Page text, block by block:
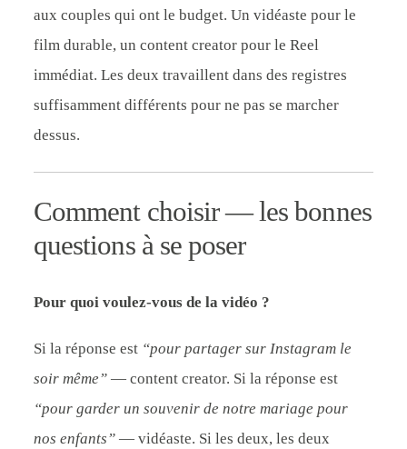
aux couples qui ont le budget. Un vidéaste pour le
film durable, un content creator pour le Reel
immédiat. Les deux travaillent dans des registres
suffisamment différents pour ne pas se marcher
dessus.
Comment choisir — les bonnes
questions à se poser
Pour quoi voulez-vous de la vidéo ?
Si la réponse est “pour partager sur Instagram le
soir même” — content creator. Si la réponse est
“pour garder un souvenir de notre mariage pour
nos enfants” — vidéaste. Si les deux, les deux